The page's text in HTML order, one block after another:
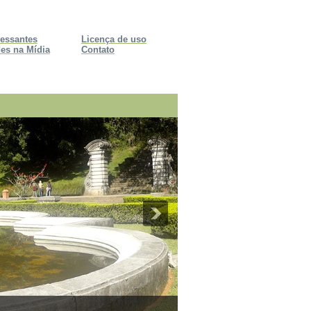
Licença de uso
Contato
na Mídia